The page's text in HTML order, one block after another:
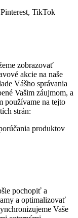
TikTok
zobrazovať
akcie na naše
Vášho správania
Vašim záujmom, a
používame na tejto
strán:
produktov
pochopiť a
a optimalizovať
Vaše